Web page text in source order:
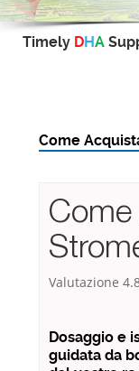
Timely DHA
Come
Valutazione
Dosaggio e
guidata da